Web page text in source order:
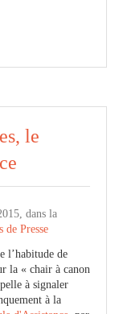
le
dans la
de Presse
l’habitude de
la « chair à canon
à signaler
à la